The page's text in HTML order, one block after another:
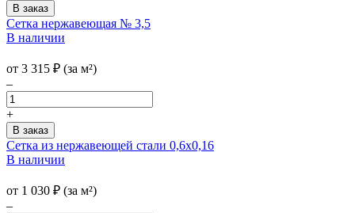
Сетка нержавеющая № 3,5
В наличии
от 3 315 ₽ (за м²)
–
+
Сетка из нержавеющей стали 0,6х0,16
В наличии
от 1 030 ₽ (за м²)
–